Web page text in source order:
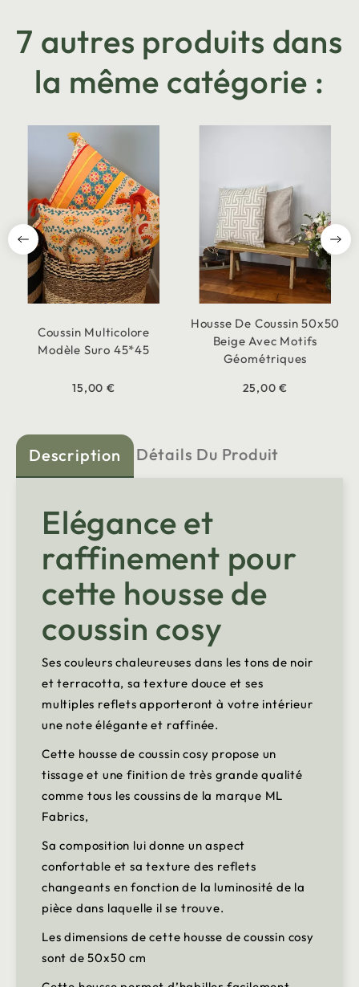
7 autres produits dans
la même catégorie :
Coussin Multicolore
Modèle Suro 45*45
15,00 €
Housse De Coussin 50x50
Beige Avec Motifs
Géométriques
25,00 €
Description Détails Du Produit
Elégance et
raffinement pour
cette housse de
coussin cosy
Ses couleurs chaleureuses dans les tons de noir
et terracotta, sa texture douce et ses
multiples reflets apporteront à votre intérieur
une note élégante et raffinée.
Cette housse de coussin cosy propose un
tissage et une finition de très grande qualité
comme tous les coussins de la marque ML
Fabrics,
Sa composition lui donne un aspect
confortable et sa texture des reflets
changeants en fonction de la luminosité de la
pièce dans laquelle il se trouve.
Les dimensions de cette housse de coussin cosy
sont de 50x50 cm